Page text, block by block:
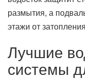
размытия, а
этажи от
Лучшие
системы